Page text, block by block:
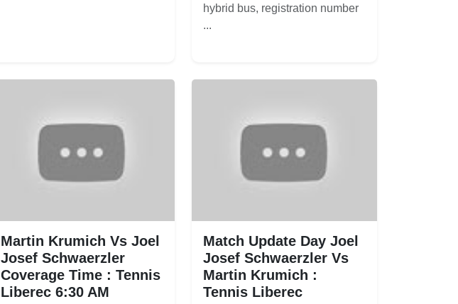
hybrid bus, registration number
...
Martin Krumich Vs Joel
Josef Schwaerzler
Coverage Time : Tennis
Liberec 6:30 AM
Match Update Day Joel
Josef Schwaerzler Vs
Martin Krumich :
Tennis Liberec